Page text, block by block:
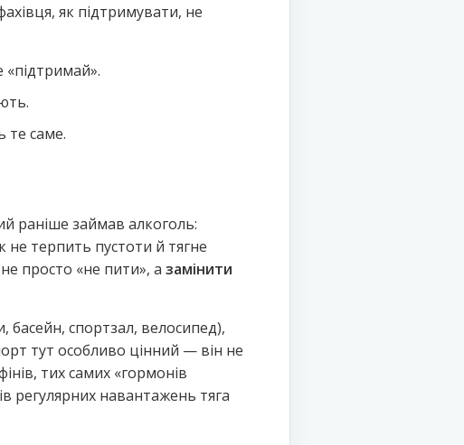
як підтримувати, не
«підтримай».
те саме.
раніше займав алкоголь:
не терпить пустоти й тягне
просто «не пити», а замінити
басейн, спортзал, велосипед),
тут особливо цінний — він не
тих самих «гормонів
регулярних навантажень тяга